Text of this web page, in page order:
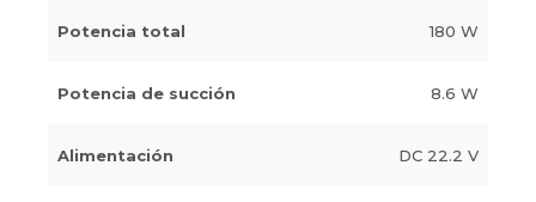
Potencia total 180 W
Potencia de succión 8.6 W
Alimentación DC 22.2 V